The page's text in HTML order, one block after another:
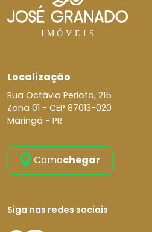
Localização
Rua Octávio Perioto, 215
Zona 01 - CEP 87013-020
Maringá - PR
Comochegar
Siga nas redes sociais